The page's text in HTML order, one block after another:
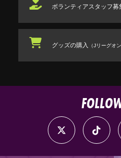
ボランティアスタッフ募
グッズの購入 （Jリーグオ